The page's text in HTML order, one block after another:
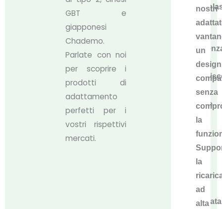
GBT e
giapponesi
Chademo.
Parlate con noi
per scoprire i
prodotti di
adattamento
perfetti per i
vostri rispettivi
mercati.
alta
che
una
grande
durata
una
lega
rame
argentata
nostri
un
design
senza
la
la
ad
alta